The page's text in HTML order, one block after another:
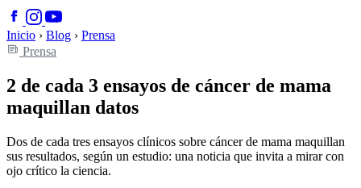
Inicio › Blog › Prensa
Prensa
2 de cada 3 ensayos de cáncer de mama
maquillan datos
Dos de cada tres ensayos clínicos sobre cáncer de mama maquillan
sus resultados, según un estudio: una noticia que invita a mirar con
ojo crítico la ciencia.